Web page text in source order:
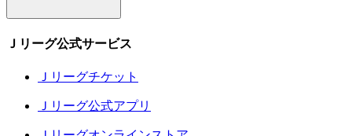
Ｊリーグ公式サービス
Ｊリーグチケット
Ｊリーグ公式アプリ